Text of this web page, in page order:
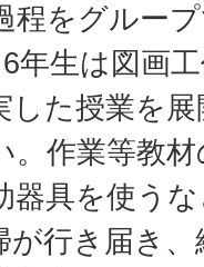
程をグルー
年生は図画
した授業を
。作業等教
器具を使う
が行き届き